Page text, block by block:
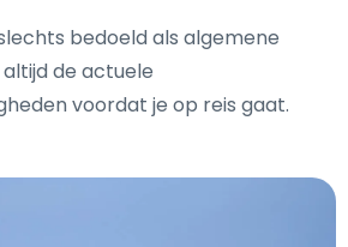
bedoeld als algemene
de actuele
voordat je op reis gaat.